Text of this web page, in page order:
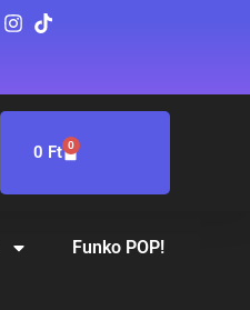
0 Ft 0
Funko POP!